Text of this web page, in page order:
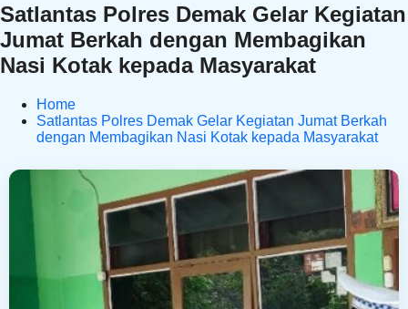
Satlantas Polres Demak Gelar Kegiatan
Jumat Berkah dengan Membagikan
Nasi Kotak kepada Masyarakat
Home
Satlantas Polres Demak Gelar Kegiatan Jumat Berkah
dengan Membagikan Nasi Kotak kepada Masyarakat